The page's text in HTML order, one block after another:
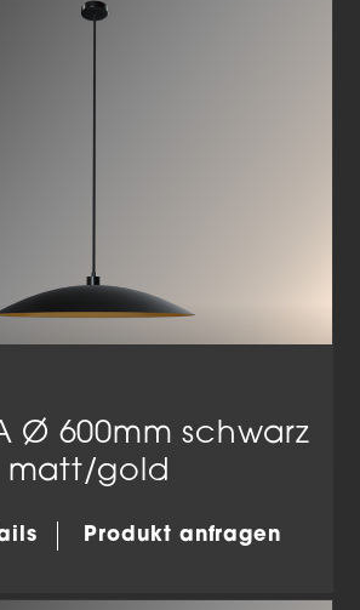
Ø 600mm schwarz
matt/gold
Produkt anfragen